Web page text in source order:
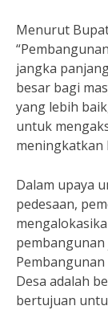
Menurut
jangka
besar bagi
yang lebih
untuk
meningkatkan
Dalam upaya
pedesaan,
Desa adalah
bertujuan